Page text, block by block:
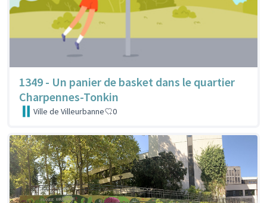
1349 - Un panier de basket dans le quartier
Charpennes-Tonkin
Ville de Villeurbanne 0